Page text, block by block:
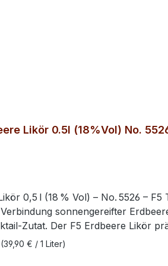
Likör 0.5l (18%Vol) No.
0,5 l (18 % Vol) – No. 5526 –
sonnengereifter
in dem die natürlichen Aromen sonnengereifter Erdbeeren im
Diese fruchtige Spezialität
(39,90 € / 1 Liter)